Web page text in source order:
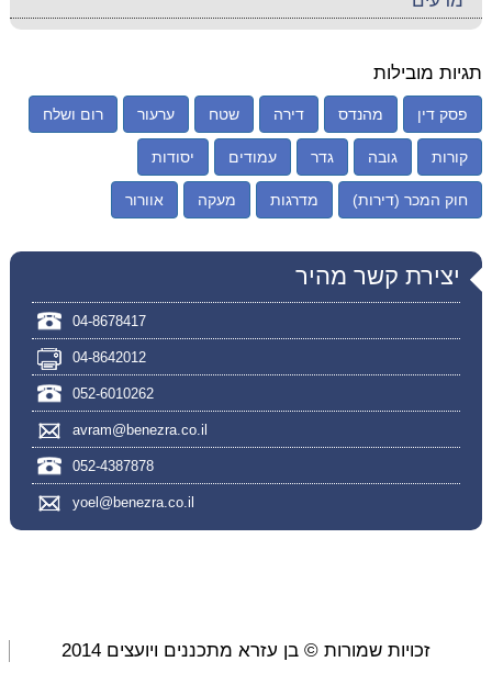
תגיות מובילות
פסק דין מהנדס דירה שטח ערעור רום ושלח
קורות גובה גדר עמודים יסודות
חוק המכר (דירות) מדרגות מעקה אוורור
יצירת קשר מהיר
04-8678417
04-8642012
052-6010262
avram@benezra.co.il
052-4387878
yoel@benezra.co.il
זכויות שמורות © בן עזרא מתכננים ויועצים 2014